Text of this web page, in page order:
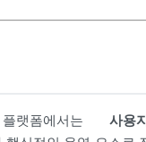
폼에서는 사